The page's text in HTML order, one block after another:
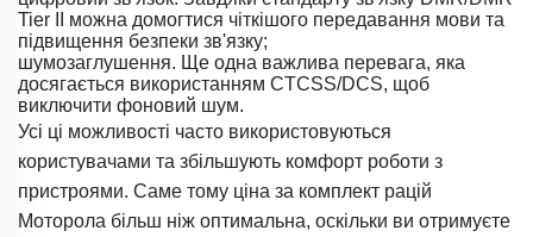
Tier II можна домогтися чіткішого передавання мови та
підвищення безпеки зв'язку;
шумозаглушення. Ще одна важлива перевага, яка
досягається використанням CTCSS/DCS, щоб
виключити фоновий шум.
Усі ці можливості часто використовуються
користувачами та збільшують комфорт роботи з
пристроями. Саме тому ціна за комплект рацій
Моторола більш ніж оптимальна, оскільки ви отримуєте